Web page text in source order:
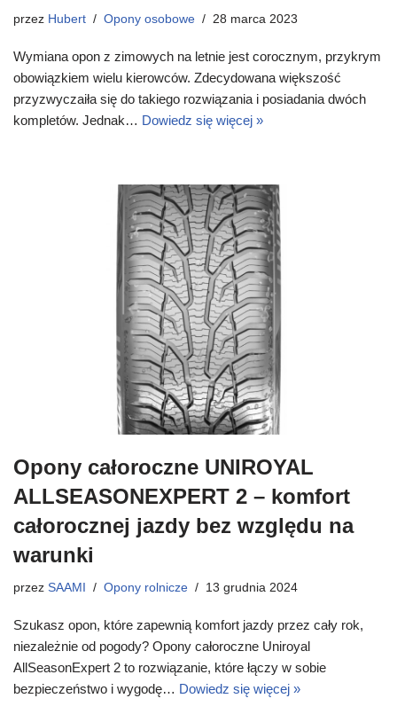
przez Hubert Opony osobowe 28 marca 2023
Wymiana opon z zimowych na letnie jest corocznym, przykrym
obowiązkiem wielu kierowców. Zdecydowana większość
przyzwyczaiła się do takiego rozwiązania i posiadania dwóch
kompletów. Jednak… Dowiedz się więcej »
Opony całoroczne UNIROYAL
ALLSEASONEXPERT 2 – komfort
całorocznej jazdy bez względu na
warunki
przez SAAMI Opony rolnicze 13 grudnia 2024
Szukasz opon, które zapewnią komfort jazdy przez cały rok,
niezależnie od pogody? Opony całoroczne Uniroyal
AllSeasonExpert 2 to rozwiązanie, które łączy w sobie
bezpieczeństwo i wygodę… Dowiedz się więcej »